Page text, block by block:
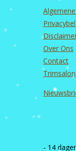
Over Ons
Contact
Trimsalon
- 14